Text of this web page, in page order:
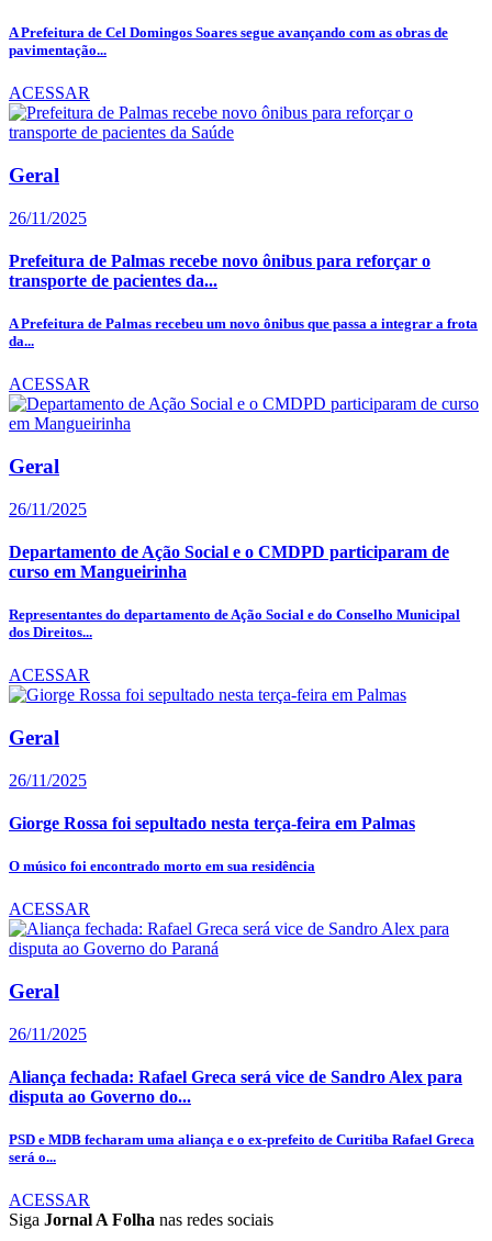
A Prefeitura de Cel Domingos Soares segue avançando com as obras de
pavimentação...
ACESSAR
Geral
26/11/2025
Prefeitura de Palmas recebe novo ônibus para reforçar o
transporte de pacientes da...
A Prefeitura de Palmas recebeu um novo ônibus que passa a integrar a frota
da...
ACESSAR
Geral
26/11/2025
Departamento de Ação Social e o CMDPD participaram de
curso em Mangueirinha
Representantes do departamento de Ação Social e do Conselho Municipal
dos Direitos...
ACESSAR
Geral
26/11/2025
Giorge Rossa foi sepultado nesta terça-feira em Palmas
O músico foi encontrado morto em sua residência
ACESSAR
Geral
26/11/2025
Aliança fechada: Rafael Greca será vice de Sandro Alex para
disputa ao Governo do...
PSD e MDB fecharam uma aliança e o ex-prefeito de Curitiba Rafael Greca
será o...
ACESSAR
Siga Jornal A Folha nas redes sociais